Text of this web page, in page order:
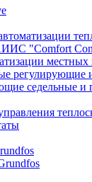
"Comfort
регулирующие
седельные и